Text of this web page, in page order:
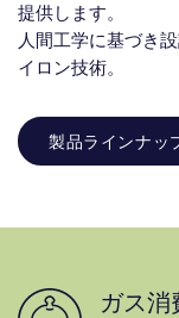
提供します。
人間工学に基づき
イロン技術。
製品ラインナッ
ガス消